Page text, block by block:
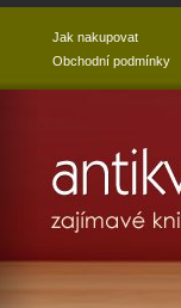
Jak nakupovat
Obchodní podmínky